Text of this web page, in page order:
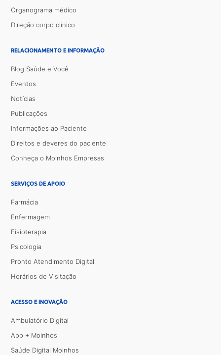
Organograma médico
Direção corpo clínico
RELACIONAMENTO E INFORMAÇÃO
Blog Saúde e Você
Eventos
Notícias
Publicações
Informações ao Paciente
Direitos e deveres do paciente
Conheça o Moinhos Empresas
SERVIÇOS DE APOIO
Farmácia
Enfermagem
Fisioterapia
Psicologia
Pronto Atendimento Digital
Horários de Visitação
ACESSO E INOVAÇÃO
Ambulatório Digital
App + Moinhos
Saúde Digital Moinhos